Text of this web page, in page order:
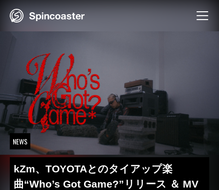
NEWS
kZm、TOYOTAとのタイアップ楽
曲“Who’s Got Game?”リリース ＆ MV